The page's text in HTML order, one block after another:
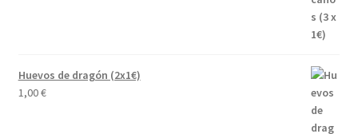
Huevos de dragón (2x1€)
1,00€